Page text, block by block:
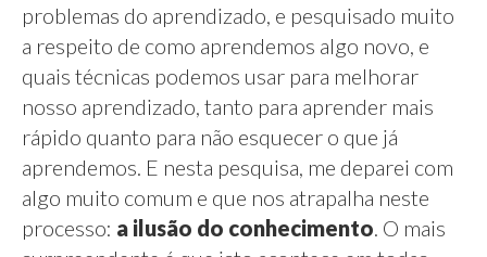
problemas do aprendizado, e pesquisado muito
a respeito de como aprendemos algo novo, e
quais técnicas podemos usar para melhorar
nosso aprendizado, tanto para aprender mais
rápido quanto para não esquecer o que já
aprendemos. E nesta pesquisa, me deparei com
algo muito comum e que nos atrapalha neste
processo: a ilusão do conhecimento. O mais